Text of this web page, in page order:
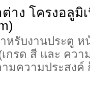
าง โครงอลูมิ
หรับงานประตู ห
เกรด สี และ คว
มความประสงค์